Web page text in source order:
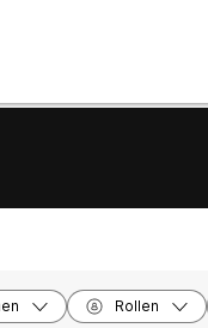
Rollen